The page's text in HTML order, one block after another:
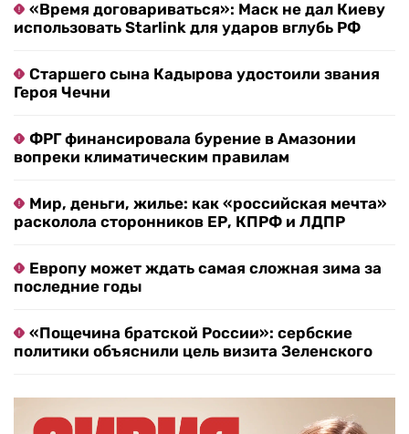
«Время договариваться»: Маск не дал Киеву
использовать Starlink для ударов вглубь РФ
Старшего сына Кадырова удостоили звания
Героя Чечни
ФРГ финансировала бурение в Амазонии
вопреки климатическим правилам
Мир, деньги, жилье: как «российская мечта»
расколола сторонников ЕР, КПРФ и ЛДПР
Европу может ждать самая сложная зима за
последние годы
«Пощечина братской России»: сербские
политики объяснили цель визита Зеленского